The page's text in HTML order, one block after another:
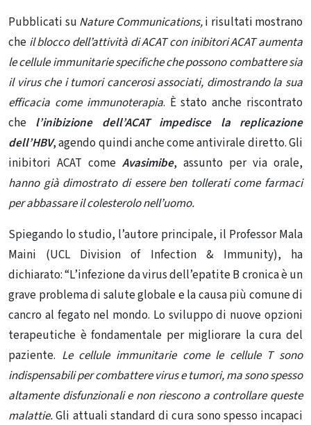
Pubblicati su Nature Communications,i risultati mostrano
che il blocco dell’attività di ACAT con inibitori ACAT aumenta
le cellule immunitarie specifiche che possono combattere sia
il virus che i tumori cancerosi associati, dimostrando la sua
efficacia come immunoterapia. È stato anche riscontrato
che l’inibizione dell’ACAT impedisce la replicazione
dell’HBV, agendo quindi anche come antivirale diretto. Gli
inibitori ACAT come Avasimibe, assunto per via orale,
hanno già dimostrato di essere ben tollerati come farmaci
per abbassare il colesterolo nell’uomo.
Spiegando lo studio, l’autore principale, il Professor Mala
Maini (UCL Division of Infection & Immunity), ha
dichiarato: “L’infezione da virus dell’epatite B cronica è un
grave problema di salute globale e la causa più comune di
cancro al fegato nel mondo. Lo sviluppo di nuove opzioni
terapeutiche è fondamentale per migliorare la cura del
paziente. Le cellule immunitarie come le cellule Tsono
indispensabili per combattere virus e tumori, ma sono spesso
altamente disfunzionali e non riescono a controllare queste
malattie.Gli attuali standard di cura sono spesso incapaci